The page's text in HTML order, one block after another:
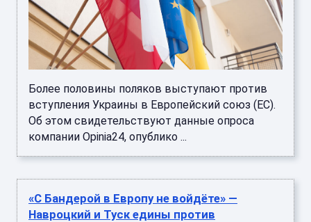
Более половины поляков выступают против
вступления Украины в Европейский союз (ЕС).
Об этом свидетельствуют данные опроса
компании Opinia24, опублико ...
«С Бандерой в Европу не войдёте» —
Навроцкий и Туск едины против